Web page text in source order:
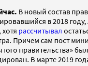
В новый состав
в 2018
рассчитывал
Причем сам пост
правительства» был
В марте 2019